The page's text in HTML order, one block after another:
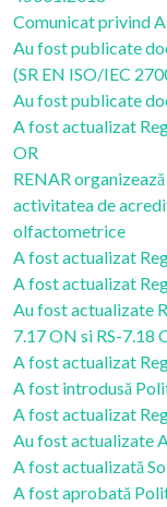
Comunicat privind
Au fost publicate
(SR EN ISO/IEC
Au fost publicate
A fost actualizat
OR
RENAR
activitatea de
olfactometrice
A fost actualizat
A fost actualizat
Au fost actualizate
7.17 ON si RS-7.18
A fost actualizat
A fost introdusă
A fost actualizat
Au fost actualizate
A fost actualizată
A fost aprobată